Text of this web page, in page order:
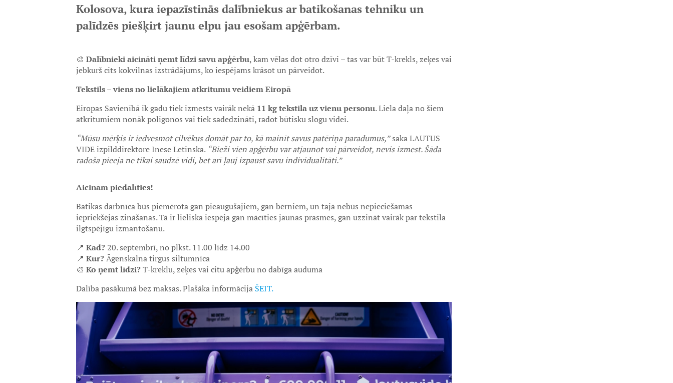
Kolosova, kura iepazīstinās dalībniekus ar batikošanas tehniku un
palīdzēs piešķirt jaunu elpu jau esošam apģērbam.
🎨 Dalībnieki aicināti ņemt līdzi savu apģērbu, kam vēlas dot otro dzīvi – tas var būt T-krekls, zeķes vai
jebkurš cits kokvilnas izstrādājums, ko iespējams krāsot un pārveidot.
Tekstils – viens no lielākajiem atkritumu veidiem Eiropā
Eiropas Savienībā ik gadu tiek izmests vairāk nekā 11 kg tekstila uz vienu personu. Liela daļa no šiem
atkritumiem nonāk poligonos vai tiek sadedzināti, radot būtisku slogu videi.
“Mūsu mērķis ir iedvesmot cilvēkus domāt par to, kā mainīt savus patēriņa paradumus,”saka LAUTUS
VIDE izpilddirektore Inese Letinska. “Bieži vien apģērbu var atjaunot vai pārveidot, nevis izmest. Šāda
radoša pieeja ne tikai saudzē vidi, bet arī ļauj izpaust savu individualitāti.”
Aicinām piedalīties!
Batikas darbnīca būs piemērota gan pieaugušajiem, gan bērniem, un tajā nebūs nepieciešamas
iepriekšējas zināšanas. Tā ir lieliska iespēja gan mācīties jaunas prasmes, gan uzzināt vairāk par tekstila
ilgtspējīgu izmantošanu.
📍 Kad? 20. septembrī, no plkst. 11.00 līdz 14.00
📍 Kur?Āgenskalna tirgus siltumnīca
🎨 Ko ņemt līdzi?T-kreklu, zeķes vai citu apģērbu no dabīga auduma
Dalība pasākumā bez maksas. Plašāka informācija ŠEIT.